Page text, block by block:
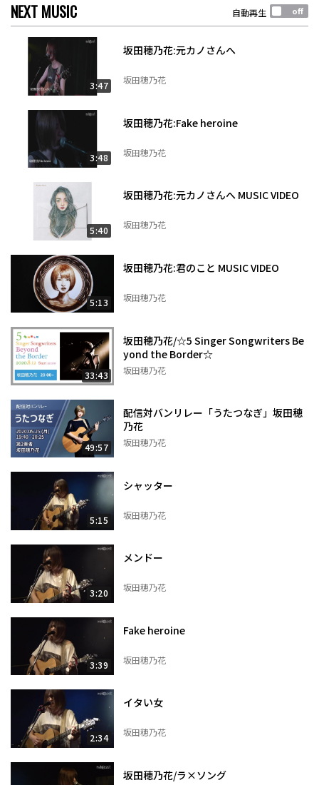
NEXT MUSIC 自動再生
3:47
坂田穂乃花:元カノさんへ
坂田穂乃花
3:48
坂田穂乃花:Fake heroine
坂田穂乃花
5:40
坂田穂乃花:元カノさんへ MUSIC VIDEO
坂田穂乃花
5:13
坂田穂乃花:君のこと MUSIC VIDEO
坂田穂乃花
33:43
坂田穂乃花/☆5 Singer Songwriters Be
yond the Border☆
坂田穂乃花
49:57
配信対バンリレー「うたつなぎ」坂田穂
乃花
坂田穂乃花
5:15
シャッター
坂田穂乃花
3:20
メンドー
坂田穂乃花
3:39
Fake heroine
坂田穂乃花
2:34
イタい女
坂田穂乃花
坂田穂乃花/ラ×ソング